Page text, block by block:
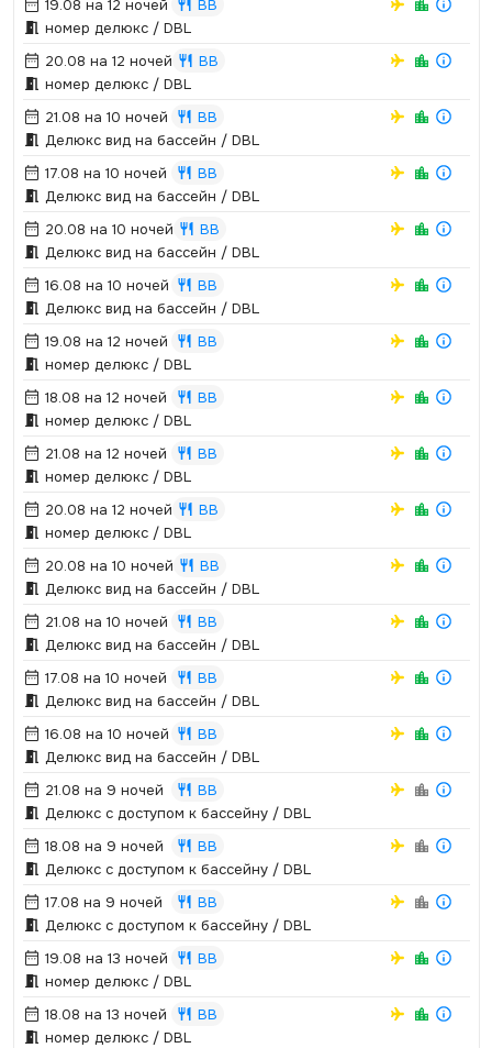
19.08 на 12 ночей
BB
номер делюкс / DBL
20.08 на 12 ночей
BB
номер делюкс / DBL
21.08 на 10 ночей
BB
Делюкс вид на бассейн / DBL
17.08 на 10 ночей
BB
Делюкс вид на бассейн / DBL
20.08 на 10 ночей
BB
Делюкс вид на бассейн / DBL
16.08 на 10 ночей
BB
Делюкс вид на бассейн / DBL
19.08 на 12 ночей
BB
номер делюкс / DBL
18.08 на 12 ночей
BB
номер делюкс / DBL
21.08 на 12 ночей
BB
номер делюкс / DBL
20.08 на 12 ночей
BB
номер делюкс / DBL
20.08 на 10 ночей
BB
Делюкс вид на бассейн / DBL
21.08 на 10 ночей
BB
Делюкс вид на бассейн / DBL
17.08 на 10 ночей
BB
Делюкс вид на бассейн / DBL
16.08 на 10 ночей
BB
Делюкс вид на бассейн / DBL
21.08 на 9 ночей
BB
Делюкс с доступом к бассейну / DBL
18.08 на 9 ночей
BB
Делюкс с доступом к бассейну / DBL
17.08 на 9 ночей
BB
Делюкс с доступом к бассейну / DBL
19.08 на 13 ночей
BB
номер делюкс / DBL
18.08 на 13 ночей
BB
номер делюкс / DBL